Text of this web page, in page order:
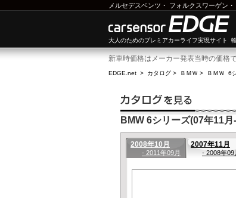
メルセデスベンツ ・ フォルクスワーゲン ・
大人のためのプレミアカーライフ実現サイト
新車時価格はメーカー発表当時の価格
EDGE.net > カタログ > ＢＭＷ > ＢＭＷ 6
BMW 6シリーズ(07年11
2008年10月
- 2011年09月
2007年11月
- 2008年09